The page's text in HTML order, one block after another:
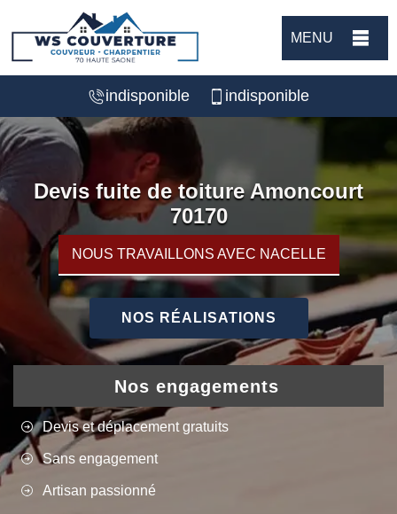
MENU
indisponible indisponible
Devis fuite de toiture Amoncourt
70170
NOUS TRAVAILLONS AVEC NACELLE
NOS RÉALISATIONS
Nos engagements
Devis et déplacement gratuits
Sans engagement
Artisan passionné